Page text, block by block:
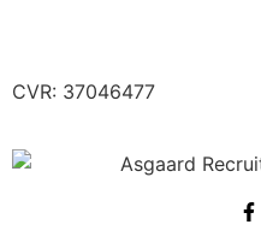
CVR: 37046477